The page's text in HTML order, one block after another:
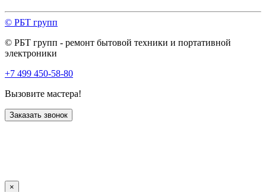
© РБТ групп
© РБТ групп - ремонт бытовой техники и портативной
электроники
+7 499 450-58-80
Вызовите мастера!
Заказать звонок
×